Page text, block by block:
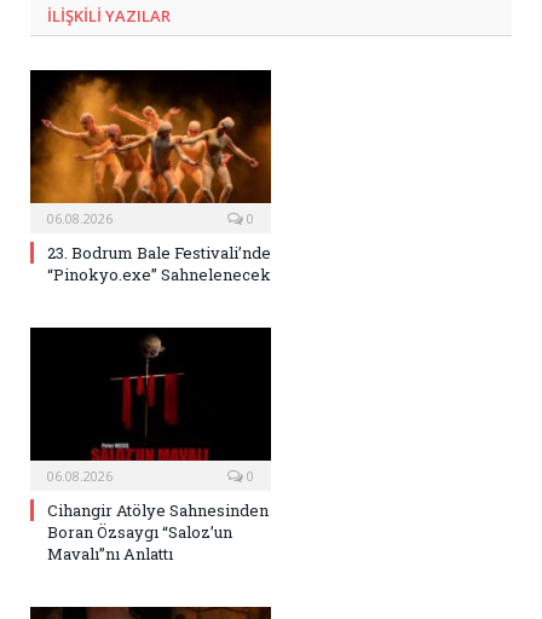
ILIŞKILI YAZILAR
06.08.2026 0
23. Bodrum Bale Festivali’nde
“Pinokyo.exe” Sahnelenecek
06.08.2026 0
Cihangir Atölye Sahnesinden
Boran Özsaygı “Saloz’un
Mavalı”nı Anlattı